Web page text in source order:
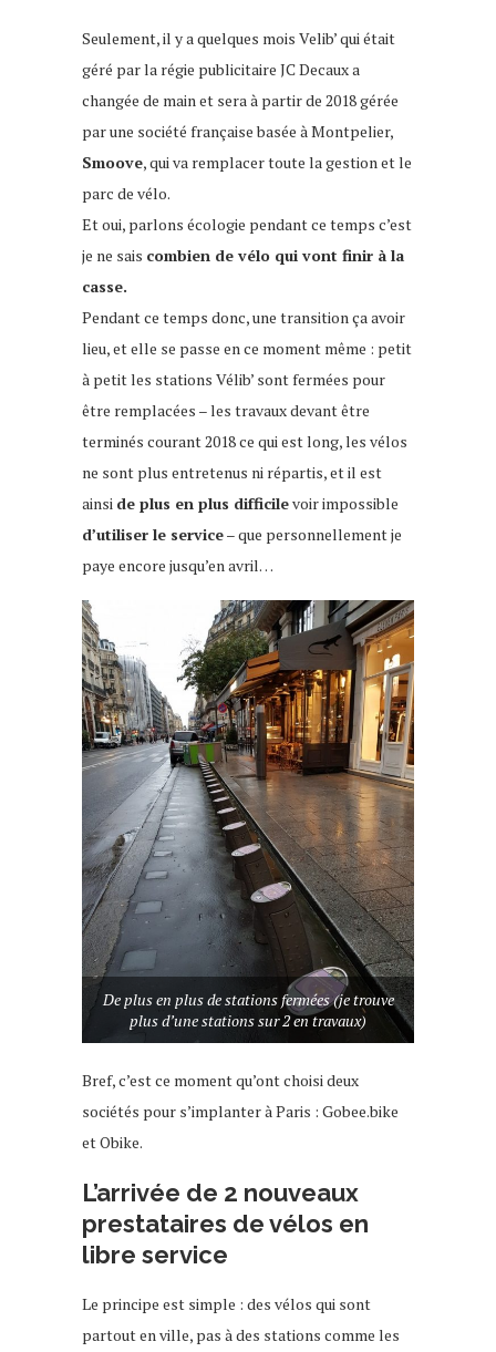
Seulement, il y a quelques mois Velib’ qui était
géré par la régie publicitaire JC Decaux a
changée de main et sera à partir de 2018 gérée
par une société française basée à Montpelier,
Smoove, qui va remplacer toute la gestion et le
parc de vélo.
Et oui, parlons écologie pendant ce temps c’est
je ne sais combien de vélo qui vont finir à la
casse.
Pendant ce temps donc, une transition ça avoir
lieu, et elle se passe en ce moment même : petit
à petit les stations Vélib’ sont fermées pour
être remplacées – les travaux devant être
terminés courant 2018 ce qui est long, les vélos
ne sont plus entretenus ni répartis, et il est
ainsi de plus en plus difficilevoir impossible
d’utiliser le service– que personnellement je
paye encore jusqu’en avril…
De plus en plus de stations fermées (je trouve
plus d’une stations sur 2 en travaux)
Bref, c’est ce moment qu’ont choisi deux
sociétés pour s’implanter à Paris : Gobee.bike
et Obike.
L’arrivée de 2 nouveaux
prestataires de vélos en
libre service
Le principe est simple : des vélos qui sont
partout en ville, pas à des stations comme les